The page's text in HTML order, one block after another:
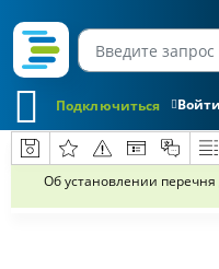
Войти
Подключиться
Об установлении